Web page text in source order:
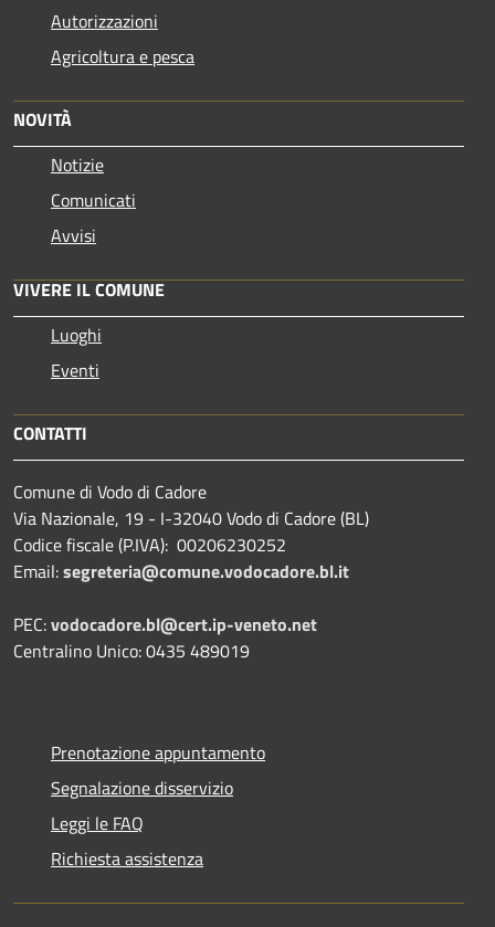
Autorizzazioni
Agricoltura e pesca
NOVITÀ
Notizie
Comunicati
Avvisi
VIVERE IL COMUNE
Luoghi
Eventi
CONTATTI
Comune di Vodo di Cadore
Via Nazionale, 19 - I-32040 Vodo di Cadore (BL)
Codice fiscale (P.IVA): 00206230252
Email:segreteria@comune.vodocadore.bl.it
PEC:vodocadore.bl@cert.ip-veneto.net
Centralino Unico: 0435 489019
Prenotazione appuntamento
Segnalazione disservizio
Leggi le FAQ
Richiesta assistenza